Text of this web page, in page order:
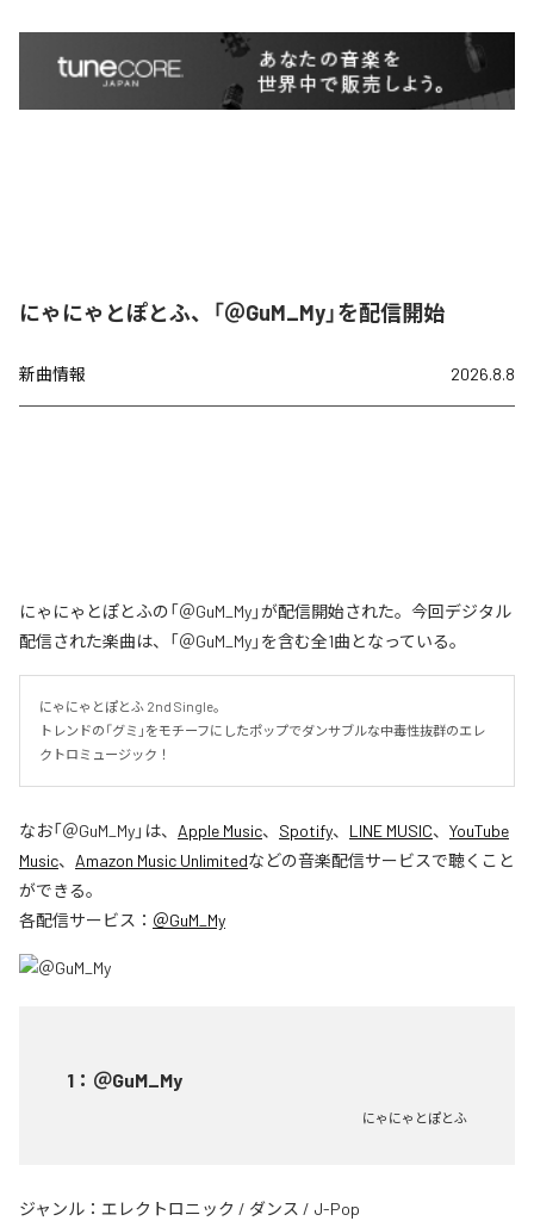
にゃにゃとぽとふ、「＠GuM_My」を配信開始
新曲情報 2026.8.8
にゃにゃとぽとふの「＠GuM_My」が配信開始された。今回デジタル
配信された楽曲は、「＠GuM_My」を含む全1曲となっている。
にゃにゃとぽとふ 2nd Single。
トレンドの「グミ」をモチーフにしたポップでダンサブルな中毒性抜群のエレ
クトロミュージック！
なお「＠GuM_My」は、 Apple Music、 Spotify、 LINE MUSIC、 YouTube
Music、 Amazon Music Unlimitedなどの音楽配信サービスで聴くこと
ができる。
各配信サービス： ＠GuM_My
1 ： ＠GuM_My
にゃにゃとぽとふ
ジャンル： エレクトロニック / ダンス / J-Pop